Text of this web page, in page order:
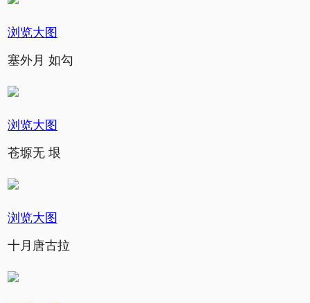
浏览大图
塞外月 如勾
浏览大图
苍塬无 垠
浏览大图
十月唐古拉